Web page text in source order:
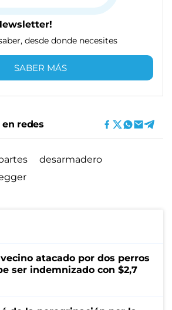
desde donde necesites
SABER MÁS
redes
desarmadero
atacado por dos perros
ser indemnizado con $2,7